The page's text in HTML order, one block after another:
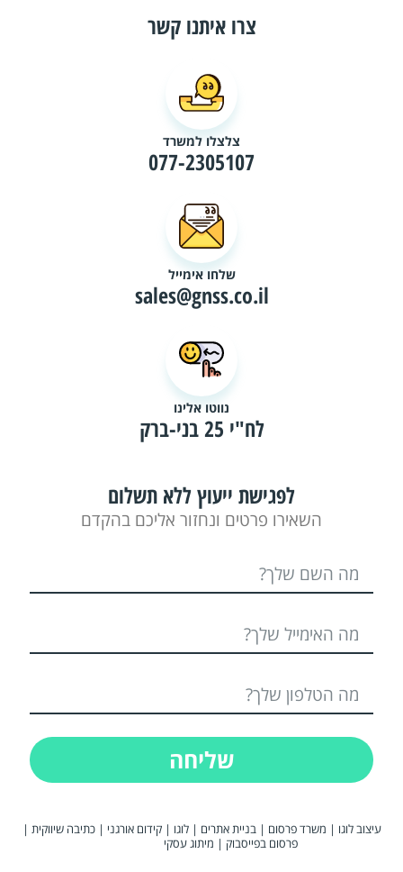
צרו איתנו קשר
צלצלו למשרד
077-2305107
שלחו אימייל
sales@gnss.co.il
נווטו אלינו
לח"י 25 בני-ברק
לפגישת ייעוץ ללא תשלום
השאירו פרטים ונחזור אליכם בהקדם
שליחה
עיצוב לוגו | משרד פרסום |בניית אתרים |לוגו |קידום אורגני |כתיבה שיווקית |
פרסום בפייסבוק | מיתוג עסקי